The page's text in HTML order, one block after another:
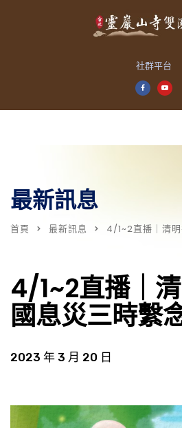
社群平台
最新訊息
首頁 最新訊息 4/1~2直播｜清
4/1~2直播｜
國息災三時繫
2023 年 3 月 20 日